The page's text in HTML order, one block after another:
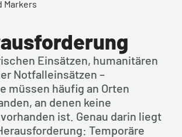
Einsätzen, humanitären
Notfalleinsätzen –
müssen häufig an Orten
an denen keine
ist. Genau darin liegt
Temporäre